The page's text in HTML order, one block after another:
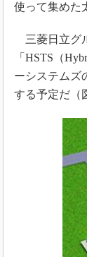
使って集めた
三菱日立グ
「HSTS（
ーシステムズ
する予定だ（